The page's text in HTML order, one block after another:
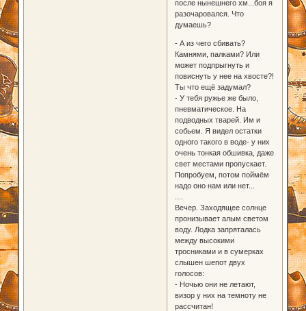
после нынешнего хм...боя я
разочаровался. Что
думаешь?
- А из чего сбивать?
Камнями, палками? Или
может подпрыгнуть и
повиснуть у нее на хвосте?!
Ты что ещё задумал?
- У тебя ружье же было,
пневматическое. На
подводных тварей. Им и
собьем. Я видел остатки
одного такого в воде- у них
очень тонкая обшивка, даже
свет местами пропускает.
Попробуем, потом поймём
надо оно нам или нет...
Вечер. Заходящее солнце
пронизывает алым светом
воду. Лодка запряталась
между высокими
тросниками и в сумерках
слышен шепот двух
голосов:
- Ночью они не летают,
визор у них на темноту не
рассчитан!